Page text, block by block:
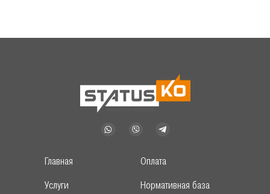
Главная
Оплата
Услуги
Нормативная база